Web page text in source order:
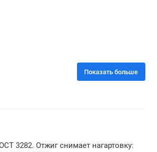
Показать больше
3282. Отжиг снимает нагартовку: